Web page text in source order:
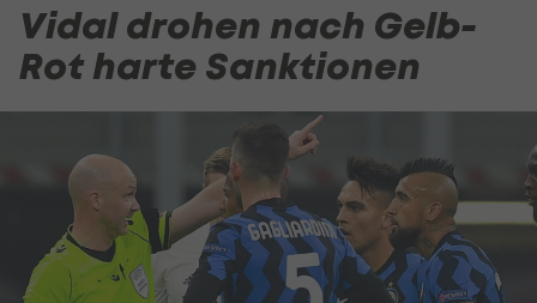
Vidal drohen nach Gelb-
Rot harte Sanktionen